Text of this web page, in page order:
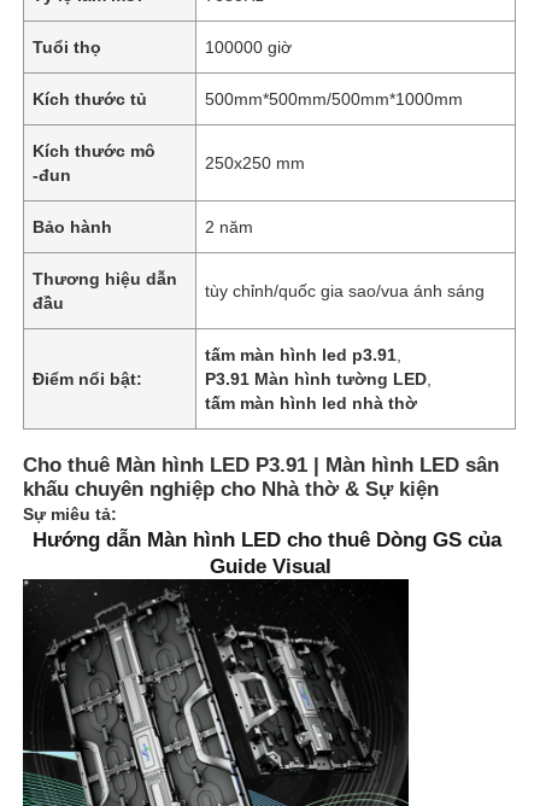
Tuổi thọ 100000 giờ
Kích thước tủ 500mm*500mm/500mm*1000mm
Kích thước mô
-đun
250x250 mm
Bảo hành 2 năm
Thương hiệu dẫn
đầu
tùy chỉnh/quốc gia sao/vua ánh sáng
Điểm nổi bật:
tấm màn hình led p3.91
P3.91 Màn hình tường LED
tấm màn hình led nhà thờ
Cho thuê Màn hình LED P3.91 | Màn hình LED sân
khấu chuyên nghiệp cho Nhà thờ & Sự kiện
Sự miêu tả:
Hướng dẫn Màn hình LED cho thuê Dòng GS của
Guide Visual